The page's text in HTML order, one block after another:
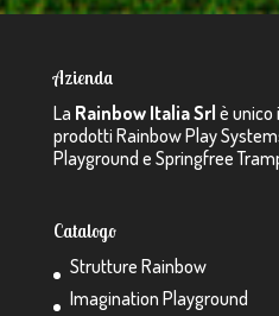
Azienda
La Rainbow Italia Srl è unico
prodotti Rainbow Play
Playground e Springfree
Catalogo
Strutture Rainbow
Imagination Playground